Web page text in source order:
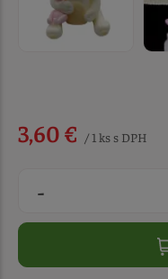
3,60 € / 1 ks s DPH
-